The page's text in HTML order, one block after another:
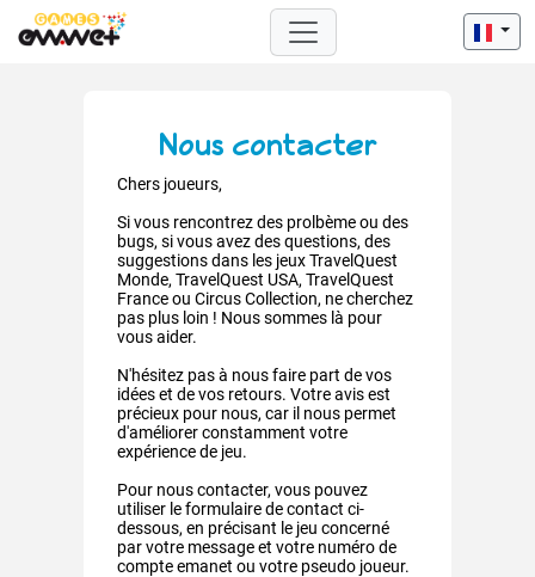
Nous contacter
Chers joueurs,
Si vous rencontrez des prolbème ou des
bugs, si vous avez des questions, des
suggestions dans les jeux TravelQuest
Monde, TravelQuest USA, TravelQuest
France ou Circus Collection, ne cherchez
pas plus loin ! Nous sommes là pour
vous aider.
N'hésitez pas à nous faire part de vos
idées et de vos retours. Votre avis est
précieux pour nous, car il nous permet
d'améliorer constamment votre
expérience de jeu.
Pour nous contacter, vous pouvez
utiliser le formulaire de contact ci-
dessous, en précisant le jeu concerné
par votre message et votre numéro de
compte emanet ou votre pseudo joueur.